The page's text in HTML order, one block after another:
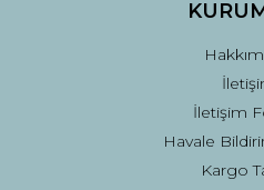
İletişim
Havale
Kargo